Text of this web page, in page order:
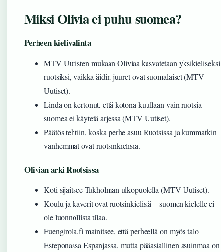
Miksi Olivia ei puhu suomea?
Perheen kielivalinta
MTV Uutisten mukaan Oliviaa kasvatetaan yksikieliseksi
ruotsiksi, vaikka äidin juuret ovat suomalaiset (MTV
Uutiset).
Linda on kertonut, että kotona kuullaan vain ruotsia –
suomea ei käytetä arjessa (MTV Uutiset).
Päätös tehtiin, koska perhe asuu Ruotsissa ja kummatkin
vanhemmat ovat ruotsinkielisiä.
Olivian arki Ruotsissa
Koti sijaitsee Tukholman ulkopuolella (MTV Uutiset).
Koulu ja kaverit ovat ruotsinkielisiä – suomen kielelle ei
ole luonnollista tilaa.
Fuengirola.fi mainitsee, että perheellä on myös talo
Esteponassa Espanjassa, mutta pääasiallinen asuinmaa on